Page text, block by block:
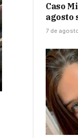
Caso
agosto
7 de